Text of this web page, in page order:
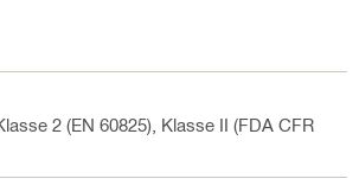
2 (EN 60825), Klasse II (FDA CFR